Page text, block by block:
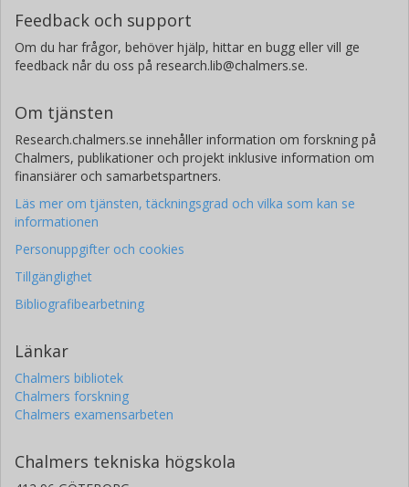
Feedback och support
Om du har frågor, behöver hjälp, hittar en bugg eller vill ge
feedback når du oss på research.lib@chalmers.se.
Om tjänsten
Research.chalmers.se innehåller information om forskning på
Chalmers, publikationer och projekt inklusive information om
finansiärer och samarbetspartners.
Läs mer om tjänsten, täckningsgrad och vilka som kan se
informationen
Personuppgifter och cookies
Tillgänglighet
Bibliografibearbetning
Länkar
Chalmers bibliotek
Chalmers forskning
Chalmers examensarbeten
Chalmers tekniska högskola